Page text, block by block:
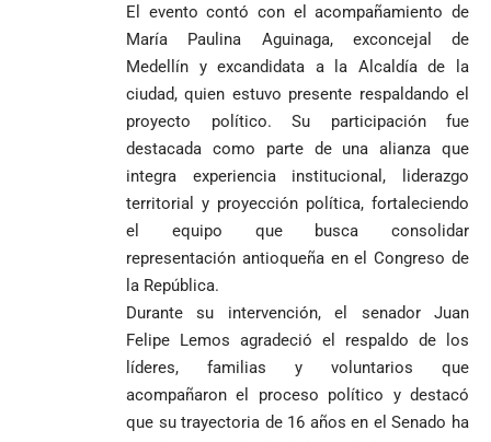
El evento contó con el acompañamiento de
María Paulina Aguinaga, exconcejal de
Medellín y excandidata a la Alcaldía de la
ciudad, quien estuvo presente respaldando el
proyecto político. Su participación fue
destacada como parte de una alianza que
integra experiencia institucional, liderazgo
territorial y proyección política, fortaleciendo
el equipo que busca consolidar
representación antioqueña en el Congreso de
la República.
Durante su intervención, el senador Juan
Felipe Lemos agradeció el respaldo de los
líderes, familias y voluntarios que
acompañaron el proceso político y destacó
que su trayectoria de 16 años en el Senado ha